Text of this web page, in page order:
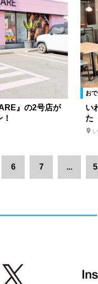
』の2号店が
お
い
た
6 7 ...